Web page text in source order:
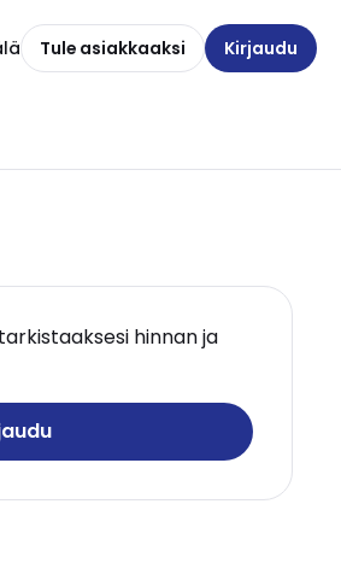
Tule asiakkaaksi Kirjaudu
hinnan ja